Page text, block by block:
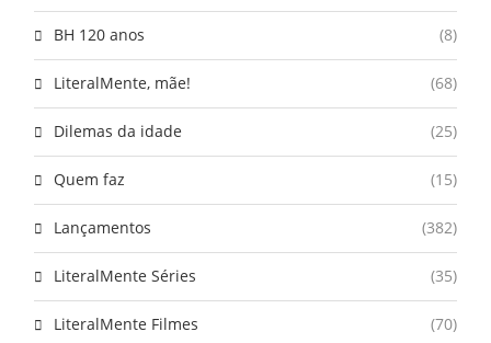
BH 120 anos (8)
LiteralMente, mãe! (68)
Dilemas da idade (25)
Quem faz (15)
Lançamentos (382)
LiteralMente Séries (35)
LiteralMente Filmes (70)